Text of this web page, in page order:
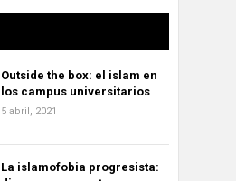
Outside the box: el islam en
los campus universitarios
5 abril, 2021
La islamofobia progresista: